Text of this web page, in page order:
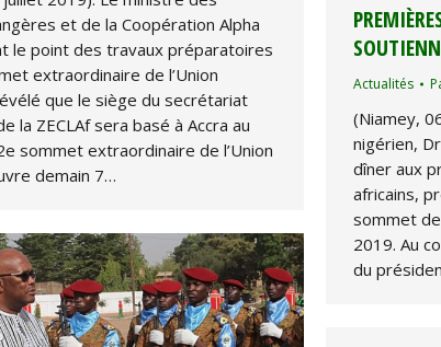
et de la Coopération Alpha
le point des travaux préparatoires
extraordinaire de l’Union
que le siège du secrétariat
la ZECLAf sera basé à Accra au
sommet extraordinaire de l’Union
demain 7…
Actualités
(Niamey,
nigérien,
dîner aux
africains,
sommet
2019. Au
du